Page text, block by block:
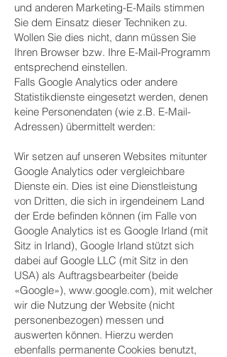
und anderen Marketing-E-Mails stimmen
Sie dem Einsatz dieser Techniken zu.
Wollen Sie dies nicht, dann müssen Sie
Ihren Browser bzw. Ihre E-Mail-Programm
entsprechend einstellen.
Falls Google Analytics oder andere
Statistikdienste eingesetzt werden, denen
keine Personendaten (wie z.B. E-Mail-
Adressen) übermittelt werden:
Wir setzen auf unseren Websites mitunter
Google Analytics oder vergleichbare
Dienste ein. Dies ist eine Dienstleistung
von Dritten, die sich in irgendeinem Land
der Erde befinden können (im Falle von
Google Analytics ist es Google Irland (mit
Sitz in Irland), Google Irland stützt sich
dabei auf Google LLC (mit Sitz in den
USA) als Auftragsbearbeiter (beide
«Google»), www.google.com), mit welcher
wir die Nutzung der Website (nicht
personenbezogen) messen und
auswerten können. Hierzu werden
ebenfalls permanente Cookies benutzt,